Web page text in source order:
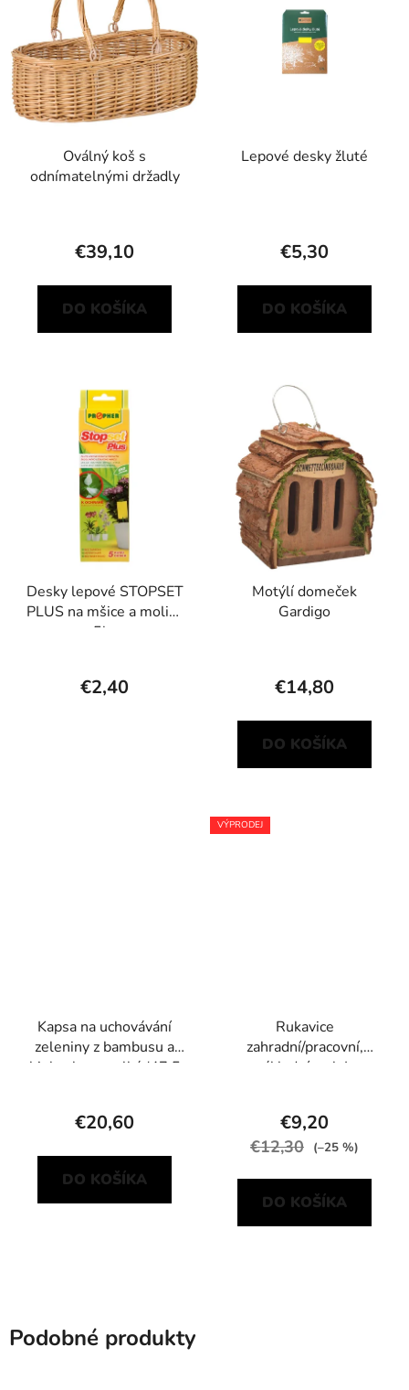
Oválný koš s
odnímatelnými držadly
€39,10
DO KOŠÍKA
Lepové desky žluté
€5,30
DO KOŠÍKA
Desky lepové STOPSET
PLUS na mšice a molice
5ks
€2,40
Motýlí domeček
Gardigo
€14,80
DO KOŠÍKA
Kapsa na uchovávání
zeleniny z bambusu a
biobavlny – velká (47,5
€20,60
DO KOŠÍKA
VÝPRODEJ
Rukavice
zahradní/pracovní,
základní, vel. L
€9,20
€12,30 (–25 %)
DO KOŠÍKA
Podobné produkty